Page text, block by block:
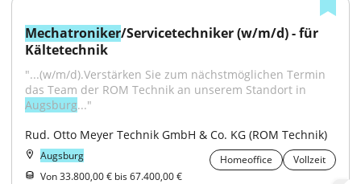
Mechatroniker/Servicetechniker (w/m/d) - für
Kältetechnik
"...(w/m/d).Verstärken Sie zum nächstmöglichen Termin
Augsburg..."
Rud. Otto Meyer Technik GmbH & Co. KG (ROM Technik)
Augsburg Homeoffice
Vollzeit
Von 33.800,00 € bis 67.400,00 €